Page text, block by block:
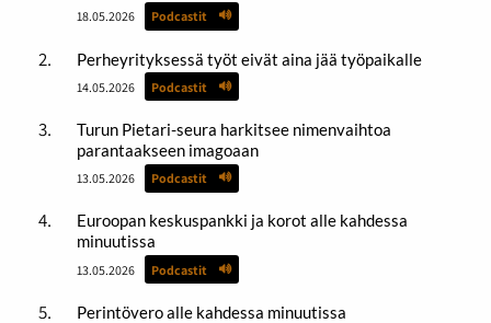
18.05.2026 Podcastit
Perheyrityksessä työt eivät aina jää työpaikalle
14.05.2026 Podcastit
Turun Pietari-seura harkitsee nimenvaihtoa
parantaakseen imagoaan
13.05.2026 Podcastit
Euroopan keskuspankki ja korot alle kahdessa
minuutissa
13.05.2026 Podcastit
Perintövero alle kahdessa minuutissa